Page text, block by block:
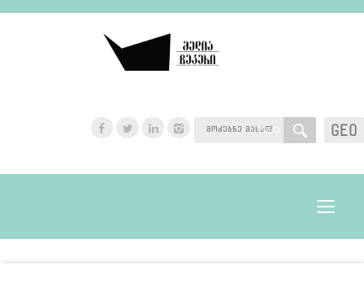
GEO
GEO
Toggle